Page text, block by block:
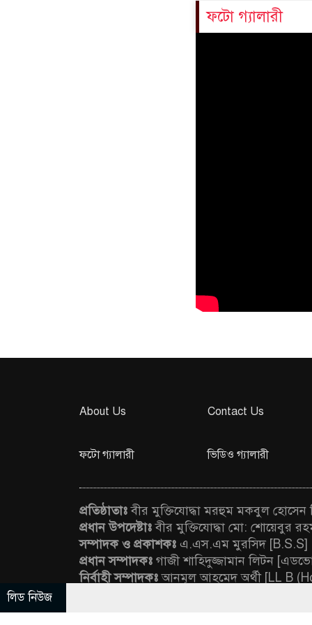
ফটো গ্যালারী
About Us Contact Us
ফটো গ্যালারী ভিডিও গ্যালারী
প্রতিষ্ঠাতাঃবীর মুক্তিযোদ্ধা মরহুম মকবুল হোসেন
প্রধান উপদেষ্টাঃবীর মুক্তিযোদ্ধা মো: শোয়েবুর
সম্পাদক ও প্রকাশকঃ এ.এস.এম মুরসিদ [B.S.S]
প্রধান সম্পাদকঃ গাজী শাহিদুজ্জামান লিটন
নির্বাহী সম্পাদকঃআনমূল আহমেদ অর্থী [LL B
লিড নিউজ